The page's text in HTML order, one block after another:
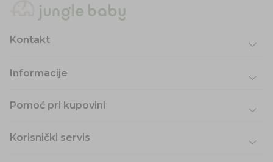
Kontakt
Informacije
Pomoć pri kupovini
Korisnički servis